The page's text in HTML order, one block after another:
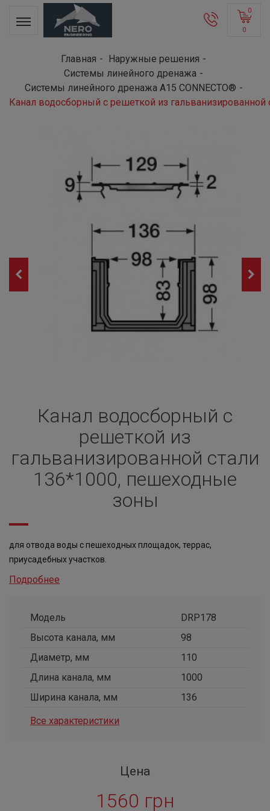
0
0
Главная
Наружные решения
Системы линейного дренажа
Системы линейного дренажа A15 CONNECTO®
Канал водосборный с решеткой из
Канал водосборный с
решеткой из
гальванизированной стали
136*1000, пешеходные
зоны
для отвода воды с пешеходных площадок, террас,
приусадебных участков.
Подробнее
Модель
DRP178
Высота канала, мм
98
Диаметр, мм
110
Длина канала, мм
1000
Ширина канала, мм
136
Все характеристики
Цена
1560 грн